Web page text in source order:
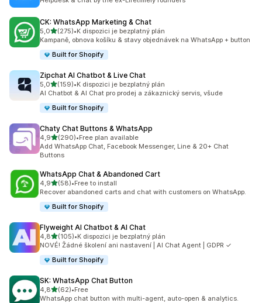
CK: WhatsApp Marketing & Chat
5,0z 5 hvězd
(275)
Celkový počet recenzí: 275
•K dispozici je bezplatný plán
Kampaně, obnova košíku & stavy objednávek na WhatsApp + button
Built for Shopify
Zipchat AI Chatbot & Live Chat
5,0z 5 hvězd
(159)
Celkový počet recenzí: 159
•K dispozici je bezplatný plán
AI Chatbot & AI Chat pro prodej a zákaznický servis, všude
Built for Shopify
Chaty Chat Buttons & WhatsApp
4,9z 5 hvězd
(290)
Celkový počet recenzí: 290
•Free plan available
Add WhatsApp Chat, Facebook Messenger, Line & 20+ Chat
Buttons
WhatsApp Chat & Abandoned Cart
4,9z 5 hvězd
(58)
Celkový počet recenzí: 58
•Free to install
Recover abandoned carts and chat with customers on WhatsApp.
Built for Shopify
Flyweight AI Chatbot & AI Chat
4,8z 5 hvězd
(105)
Celkový počet recenzí: 105
•K dispozici je bezplatný plán
NOVÉ! Žádné školení ani nastavení | AI Chat Agent | GDPR ✓
Built for Shopify
SK: WhatsApp Chat Button
4,8z 5 hvězd
(62)
Celkový počet recenzí: 62
•Free
WhatsApp chat button with multi-agent, auto-open & analytics.